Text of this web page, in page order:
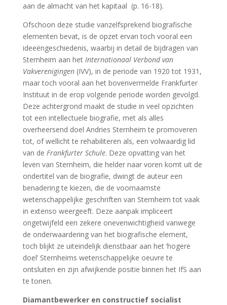
aan de almacht van het kapitaal (p. 16-18).
Ofschoon deze studie vanzelfsprekend biografische
elementen bevat, is de opzet ervan toch vooral een
ideeëngeschiedenis, waarbij in detail de bijdragen van
Sternheim aan het Internationaal Verbond van
Vakverenigingen (IVV), in de periode van 1920 tot 1931,
maar toch vooral aan het bovenvermelde Frankfurter
Instituut in de erop volgende periode worden gevolgd.
Deze achtergrond maakt de studie in veel opzichten
tot een intellectuele biografie, met als alles
overheersend doel Andries Sternheim te promoveren
tot, of wellicht te rehabiliteren als, een volwaardig lid
van de Frankfurter Schule. Deze opvatting van het
leven van Sternheim, die helder naar voren komt uit de
ondertitel van de biografie, dwingt de auteur een
benadering te kiezen, die de voornaamste
wetenschappelijke geschriften van Sternheim tot vaak
in extenso weergeeft. Deze aanpak impliceert
ongetwijfeld een zekere onevenwichtigheid vanwege
de onderwaardering van het biografische element,
toch blijkt ze uiteindelijk dienstbaar aan het ‘hogere
doel’ Sternheims wetenschappelijke oeuvre te
ontsluiten en zijn afwijkende positie binnen het IfS aan
te tonen.
Diamantbewerker en constructief socialist